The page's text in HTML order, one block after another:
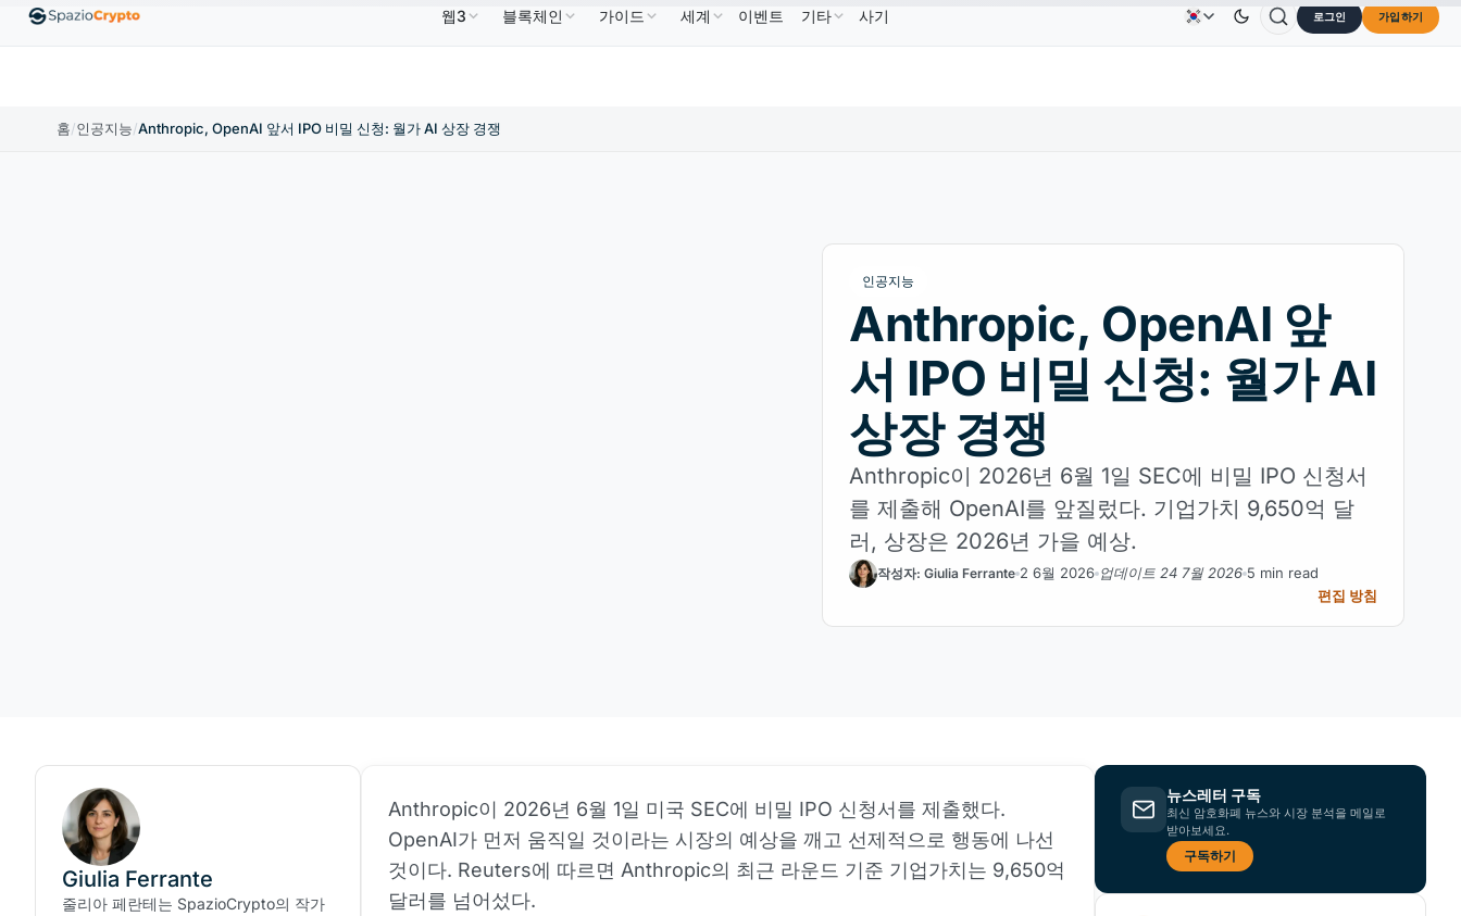
US$1,880.58↑1.90% US$586.64 ↑2.10% USDC USDCUS$0.9995 ↑0.00% XRPXRPUS$1.09 ↑2.30% US$0.3264↓0.30% DogecoinDOGEUS$0.0707
회사 소개
웹3 블록체인 가이드 세계 이벤트 기타 사기 로그인 가입하기
홈/인공지능/Anthropic, OpenAI 앞서 IPO 비밀 신청: 월가 AI 상장 경쟁
인공지능
Anthropic, OpenAI 앞
서 IPO 비밀 신청: 월가 AI
상장 경쟁
Anthropic이 2026년 6월 1일 SEC에 비밀 IPO 신청서
를 제출해 OpenAI를 앞질렀다. 기업가치 9,650억 달
러, 상장은 2026년 가을 예상.
작성자: Giulia Ferrante 2 6월 2026 업데이트 24 7월 2026 5 min read
편집 방침
Anthropic이 2026년 6월 1일 미국 SEC에 비밀 IPO 신청서를 제출했다.
OpenAI가 먼저 움직일 것이라는 시장의 예상을 깨고 선제적으로 행동에 나선
것이다. Reuters에 따르면 Anthropic의 최근 라운드 기준 기업가치는 9,650억
달러를 넘어섰다.
Giulia Ferrante
줄리아 페란테는 SpazioCrypto의 작가
뉴스레터 구독
최신 암호화폐 뉴스와 시장 분석을 메일로
받아보세요.
구독하기